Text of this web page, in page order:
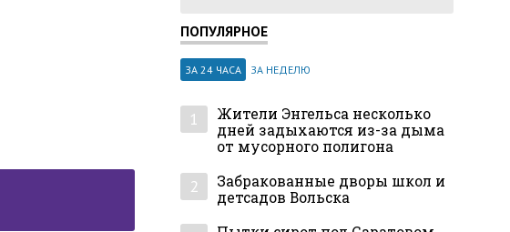
ПОПУЛЯРНОЕ
ЗА 24 ЧАСА ЗА НЕДЕЛЮ
1
Жители Энгельса несколько
дней задыхаются из-за дыма
от мусорного полигона
2
Забракованные дворы школ и
детсадов Вольска